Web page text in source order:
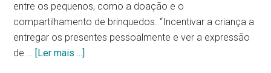
entre os pequenos, como a doação e o
compartilhamento de brinquedos. “Incentivar a criança a
entregar os presentes pessoalmente e ver a expressão
de …
[Ler mais ...]